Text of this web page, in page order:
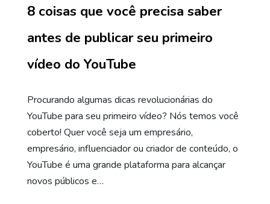
8 coisas que você precisa saber
antes de publicar seu primeiro
vídeo do YouTube
Procurando algumas dicas revolucionárias do
YouTube para seu primeiro vídeo? Nós temos você
coberto! Quer você seja um empresário,
empresário, influenciador ou criador de conteúdo, o
YouTube é uma grande plataforma para alcançar
novos públicos e…